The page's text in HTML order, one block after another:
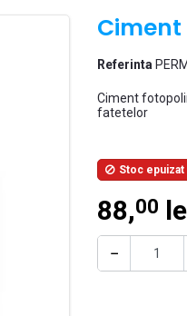
Referinta
Ciment
fatetelor
 Stoc epuizat
88,00
−